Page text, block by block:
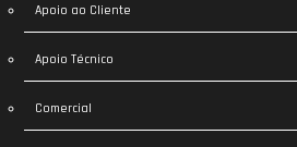
Apoio ao Cliente
Apoio Técnico
Comercial